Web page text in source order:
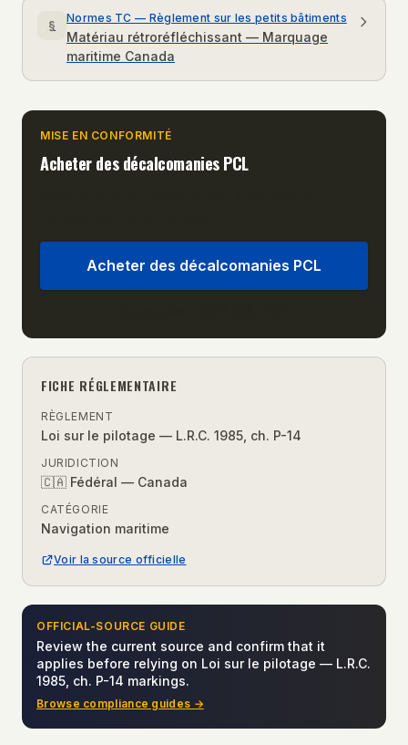
§
Normes TC — Règlement sur les petits bâtiments
Matériau rétroréfléchissant — Marquage
maritime Canada
MISE EN CONFORMITÉ
Acheter des décalcomanies PCL
Acheter des décalcomanies PCL
FICHE RÉGLEMENTAIRE
RÈGLEMENT
Loi sur le pilotage — L.R.C. 1985, ch. P-14
JURIDICTION
🇨🇦 Fédéral — Canada
CATÉGORIE
Navigation maritime
Voir la source officielle
OFFICIAL-SOURCE GUIDE
Review the current source and confirm that it
applies before relying on Loi sur le pilotage — L.R.C.
1985, ch. P-14 markings.
Browse compliance guides →